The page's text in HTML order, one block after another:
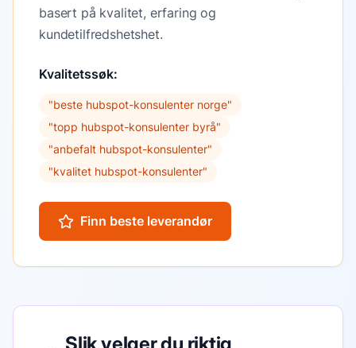
basert på kvalitet, erfaring og
kundetilfredshetshet.
Kvalitetssøk:
"beste hubspot-konsulenter norge"
"topp hubspot-konsulenter byrå"
"anbefalt hubspot-konsulenter"
"kvalitet hubspot-konsulenter"
Finn beste leverandør